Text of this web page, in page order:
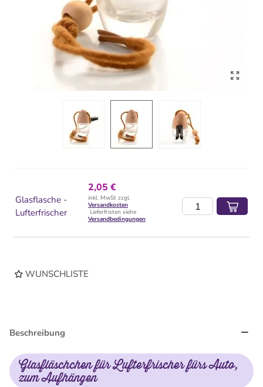
Glasflasche -
Lufterfrischer
2,05 €
inkl. MwSt zzgl.
Versandkosten
Lieferfristen siehe
Versandbedingungen
WUNSCHLISTE
Beschreibung
Glasfläschchen für Lufterfrischer fürs Auto,
zum Aufhängen